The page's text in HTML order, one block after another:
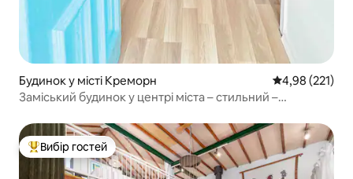
Будинок у місті Креморн Середня
4,98 (221)
Заміський будинок у центрі міста – стильний –
Топ вибір гостей
Вибір гостей